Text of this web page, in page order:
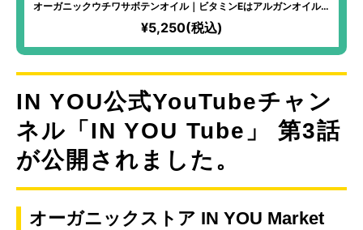
オーガニックウチワサボテンオイル｜ビタミンEはアルガンオイルの
1.6倍！美容家から最も注目されている美容オイル！小じわやたるみ
などの部分使いにも
¥5,250(税込)
IN YOU公式YouTubeチャン
ネル「IN YOU Tube」 第3話
が公開されました。
オーガニックストア IN YOU Market